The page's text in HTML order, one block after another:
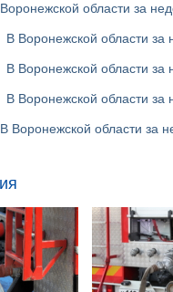
области за
В Воронежской области
В Воронежской области
В Воронежской области
В Воронежской области за